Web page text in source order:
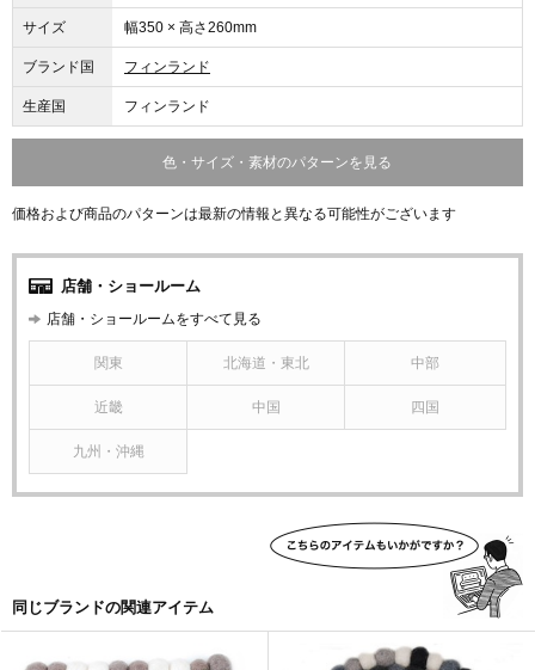
サイズ 幅350 × 高さ260mm
ブランド国 フィンランド
生産国 フィンランド
色・サイズ・素材のパターンを見る
価格および商品のパターンは最新の情報と異なる可能性がございます
店舗・ショールーム
店舗・ショールームをすべて見る
関東 北海道・東北 中部
近畿 中国 四国
九州・沖縄
同じブランドの関連アイテム